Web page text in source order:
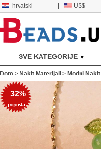
hrvatski US$
SVE KATEGORIJE
Dom > Nakit Materijali > Modni Nakit
32%